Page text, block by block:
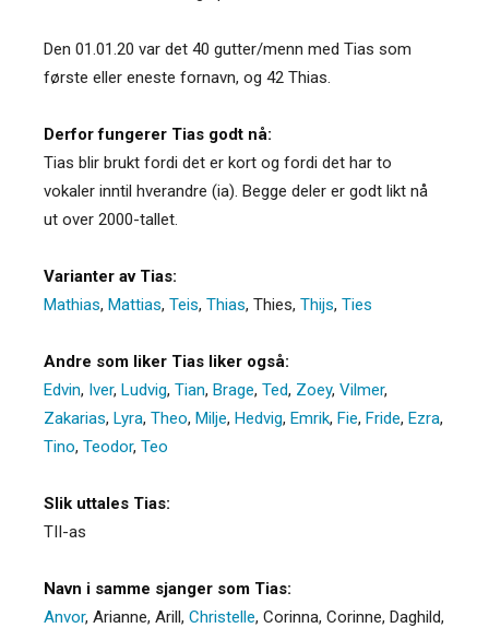
Den 01.01.20 var det 40 gutter/menn med Tias som
første eller eneste fornavn, og 42 Thias.
Derfor fungerer Tias godt nå:
Tias blir brukt fordi det er kort og fordi det har to
vokaler inntil hverandre (ia). Begge deler er godt likt nå
ut over 2000-tallet.
Varianter av Tias:
Mathias, Mattias, Teis, Thias, Thies, Thijs, Ties
Andre som liker Tias liker også:
Edvin, Iver, Ludvig, Tian, Brage, Ted, Zoey, Vilmer,
Zakarias, Lyra, Theo, Milje, Hedvig, Emrik, Fie, Fride, Ezra,
Tino, Teodor, Teo
Slik uttales Tias:
TII-as
Navn i samme sjanger som Tias:
Anvor, Arianne, Arill, Christelle, Corinna, Corinne, Daghild,